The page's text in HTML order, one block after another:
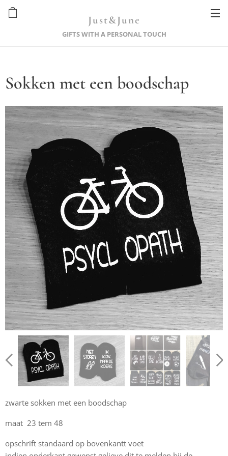
Just&June
GIFTS WITH A PERSONAL TOUCH
Sokken met een boodschap
zwarte sokken met een boodschap
maat 23 tem 48
opschrift standaard op bovenkantt voet